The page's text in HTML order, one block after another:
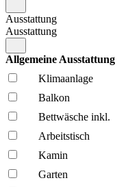
Ausstattung
Ausstattung
Allgemeine Ausstattung
Klima­anlage
Balkon
Bettwäsche inkl.
Arbeitstisch
Kamin
Garten